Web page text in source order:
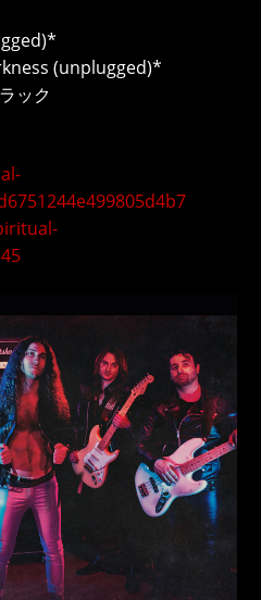
(unplugged)*
ック